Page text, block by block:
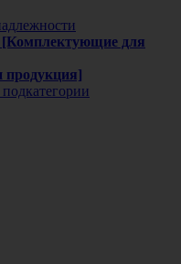
[Комплектующие для
продукция]